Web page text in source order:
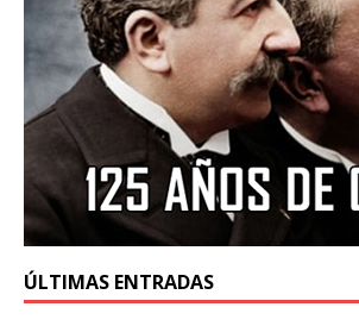
ÚLTIMAS ENTRADAS